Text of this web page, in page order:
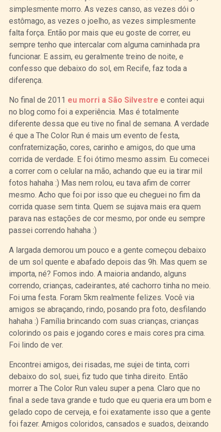
simplesmente morro. As vezes canso, as vezes dói o
estômago, as vezes o joelho, as vezes simplesmente
falta força. Então por mais que eu goste de correr, eu
sempre tenho que intercalar com alguma caminhada pra
funcionar. E assim, eu geralmente treino de noite, e
confesso que debaixo do sol, em Recife, faz toda a
diferença.
No final de 2011 eu morri a São Silvestre e contei aqui
no blog como foi a experiência. Mas é totalmente
diferente dessa que eu tive no final de semana. A verdade
é que a The Color Run é mais um evento de festa,
confraternização, cores, carinho e amigos, do que uma
corrida de verdade. E foi ótimo mesmo assim. Eu comecei
a correr com o celular na mão, achando que eu ia tirar mil
fotos hahaha :) Mas nem rolou, eu tava afim de correr
mesmo. Acho que foi por isso que eu cheguei no fim da
corrida quase sem tinta. Quem se sujava mais era quem
parava nas estações de cor mesmo, por onde eu sempre
passei correndo hahaha :)
A largada demorou um pouco e a gente começou debaixo
de um sol quente e abafado depois das 9h. Mas quem se
importa, né? Fomos indo. A maioria andando, alguns
correndo, crianças, cadeirantes, até cachorro tinha no meio.
Foi uma festa. Foram 5km realmente felizes. Você via
amigos se abraçando, rindo, posando pra foto, desfilando
hahaha :) Família brincando com suas crianças, crianças
colorindo os pais e jogando cores e mais cores pra cima.
Foi lindo de ver.
Encontrei amigos, dei risadas, me sujei de tinta, corri
debaixo do sol, suei, fiz tudo que tinha direito. Então
morrer a The Color Run valeu super a pena. Claro que no
final a sede tava grande e tudo que eu queria era um bom e
gelado copo de cerveja, e foi exatamente isso que a gente
foi fazer. Amigos coloridos, cansados e suados, deixando